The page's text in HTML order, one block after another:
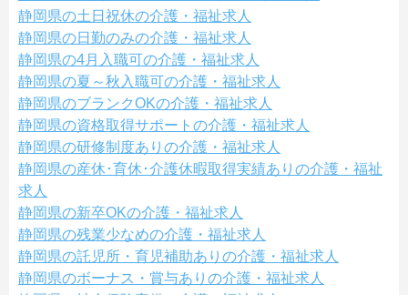
静岡県の土日祝休の介護・福祉求人
静岡県の日勤のみの介護・福祉求人
静岡県の4月入職可の介護・福祉求人
静岡県の夏～秋入職可の介護・福祉求人
静岡県のブランクOKの介護・福祉求人
静岡県の資格取得サポートの介護・福祉求人
静岡県の研修制度ありの介護・福祉求人
静岡県の産休･育休･介護休暇取得実績ありの介護・福祉
求人
静岡県の新卒OKの介護・福祉求人
静岡県の残業少なめの介護・福祉求人
静岡県の託児所・育児補助ありの介護・福祉求人
静岡県のボーナス・賞与ありの介護・福祉求人